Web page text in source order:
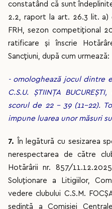
constatând că sunt
2.2, raport la art. 26.3 lit. a)
FRH, sezon competițional
ratificare și înscrie
Sancțiuni, după cum urmează:
- omologhează jocul dintre
C.S.U. ȘTIINȚA
scorul de 22 – 39 (11-22).
impune luarea unor măsuri
7.
În legătură cu sesizarea
nerespectarea de către
Hotărârii nr. 857/
Soluționare a Litigiilor,
vedere clubului C.S.M.
ședință a Comisiei